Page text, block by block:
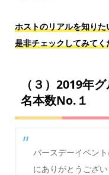
ホストのリアルを知り
是非チェックしてみてく
（３）2019年
名本数No.１
バースデーイベン
にありがとうござ